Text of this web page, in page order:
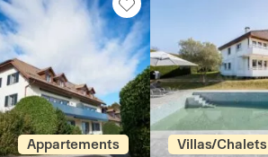
Appartements Villas/Chalets